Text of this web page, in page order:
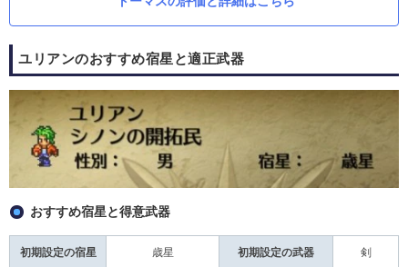
ユリアンのおすすめ宿星と適正武器
おすすめ宿星と得意武器
初期設定の宿星 歳星 初期設定の武器 剣